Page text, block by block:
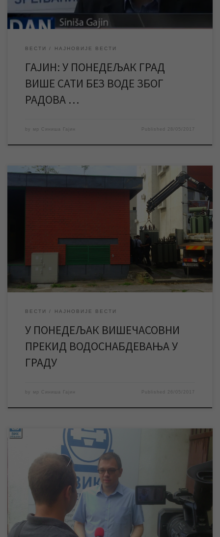
ВЕСТИ НАЈНОВИЈЕ ВЕСТИ
ГАЈИН: У ПОНЕДЕЉАК ГРАД
ВИШЕ САТИ БЕЗ ВОДЕ ЗБОГ
РАДОВА …
by мр Синиша Гајин Published 28/05/2017
Према најави из Електродистрибуције за понедељак
29.05.2017. године планирани су радови на трафостаници која
обезбеђује електричну енергију нашим трафостаницама са
којих се напајају бунарске пумпе које снабдевају град водом.
Планирано је да радови Електродистрибуције, а и радови које
планира наше предузеће за време трајања прекида
снабдевања електричном енергијом, буду […]
ВЕСТИ НАЈНОВИЈЕ ВЕСТИ
У ПОНЕДЕЉАК ВИШЕЧАСОВНИ
ПРЕКИД ВОДОСНАБДЕВАЊА У
ГРАДУ
by мр Синиша Гајин Published 26/05/2017
У изјави за РТВ „САНТОС“ Синиша Гајин, руководилац Службе
информисања и пословних комуникација ЈКП „Водовод и
канализација“, говорио je o наставку акције поделе опомена
корисницима започете у априлу месецу, која овога пута
обухвата оне кориснике у граду који живе у објектима
индивидуалног становања а који имају дуговања за извршене
услуге […]